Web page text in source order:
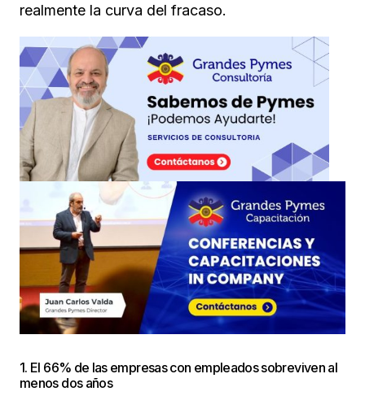
realmente la curva del fracaso.
1. El 66% de las empresas con empleados sobreviven al
menos dos años